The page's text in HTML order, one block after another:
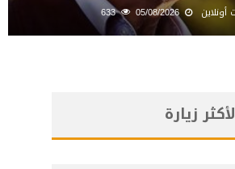
أونلاين 05/08/2026
633
زيارة